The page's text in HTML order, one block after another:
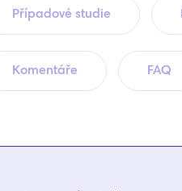
Případové studie
Komentáře FAQ